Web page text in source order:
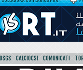
CALCIOCSI COMUNICATI